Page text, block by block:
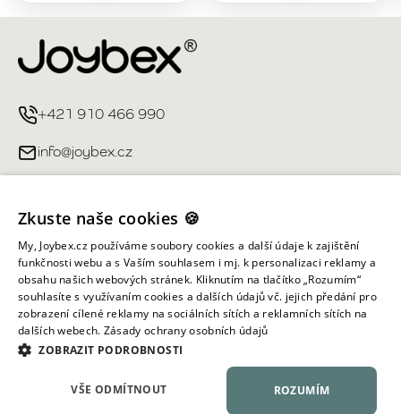
+421 910 466 990
info@joybex.cz
Můj účet
Informace obchodu
Všechna práva vyhrazena ©
Zkuste naše cookies 🍪
My, Joybex.cz používáme soubory cookies a další údaje k zajištění
funkčnosti webu a s Vaším souhlasem i mj. k personalizaci reklamy a
obsahu našich webových stránek. Kliknutím na tlačítko „Rozumím“
souhlasíte s využívaním cookies a dalších údajů vč. jejich předání pro
zobrazení cílené reklamy na sociálních sítích a reklamních sítích na
dalších webech. Zásady ochrany osobních údajů
ZOBRAZIT PODROBNOSTI
ROZUMÍM
VŠE ODMÍTNOUT